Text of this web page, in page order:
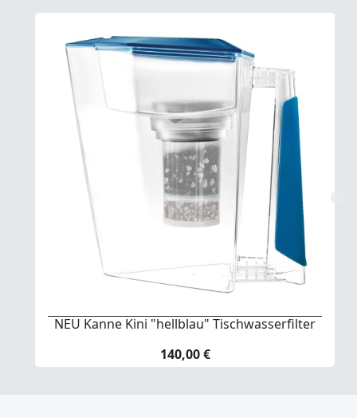
NEU Kanne Kini "hellblau" Tischwasserfilter
140,00 €